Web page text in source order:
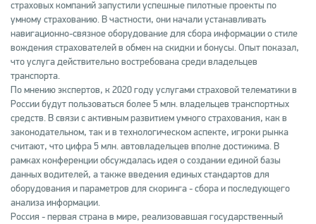
страховых компаний запустили успешные пилотные проекты по
умному страхованию. В частности, они начали устанавливать
навигационно-связное оборудование для сбора информации о стиле
вождения страхователей в обмен на скидки и бонусы. Опыт показал,
что услуга действительно востребована среди владельцев
транспорта.
По мнению экспертов, к 2020 году услугами страховой телематики в
России будут пользоваться более 5 млн. владельцев транспортных
средств. В связи с активным развитием умного страхования, как в
законодательном, так и в технологическом аспекте, игроки рынка
считают, что цифра 5 млн. автовладельцев вполне достижима. В
рамках конференции обсуждалась идея о создании единой базы
данных водителей, а также введения единых стандартов для
оборудования и параметров для скоринга - сбора и последующего
анализа информации.
Россия - первая страна в мире, реализовавшая государственный